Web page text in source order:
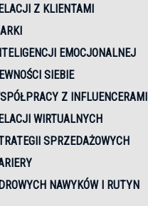
Z KLIENTAMI
EMOCJONALNEJ
SIEBIE
Z INFLUENCERAMI
WIRTUALNYCH
SPRZEDAŻOWYCH
NAWYKÓW I RUTYN